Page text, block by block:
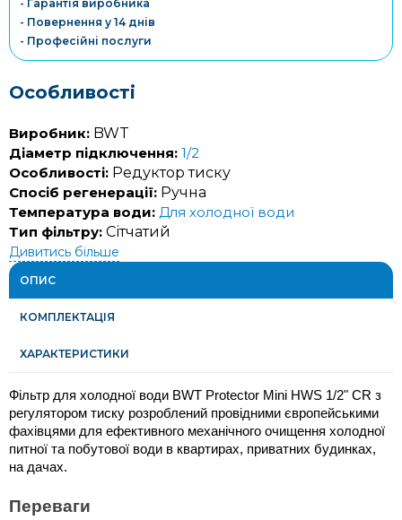
- Гарантія виробника
- Повернення у 14 днів
- Професійні послуги
Особливості
Виробник: BWT
Діаметр підключення: 1/2
Особливості: Редуктор тиску
Спосіб регенерації: Ручна
Температура води: Для холодної води
Тип фільтру: Сітчатий
Дивитись більше
ОПИС
КОМПЛЕКТАЦІЯ
ХАРАКТЕРИСТИКИ
Фільтр для холодної води BWT Protector Mini HWS 1/2" CR з
регулятором тиску розроблений провідними європейськими
фахівцями для ефективного механічного очищення холодної
питної та побутової води в квартирах, приватних будинках,
на дачах.
Переваги